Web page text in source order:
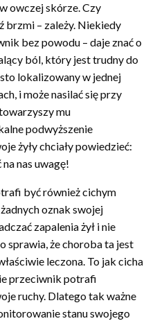
owczej skórze. Czy
brzmi – zależy. Niekiedy
bez powodu – daje znać o
ból, który jest trudny do
lokalizowany w jednej
i może nasilać się przy
mu
podwyższenie
żyły chciały powiedzieć:
nas uwagę!
być również cichym
oznak swojej
zapalenia żył i nie
sprawia, że choroba ta jest
leczona. To jak cicha
przeciwnik potrafi
ruchy. Dlatego tak ważne
stanu swojego